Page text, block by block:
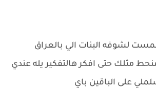
لشوفه البنات الي بالعراق
مثلك حتى افكر هالتفكير يله عندي
على الباقين باي